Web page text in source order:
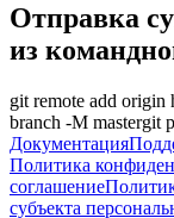
Отправка
из
git remote add origin
branch -M mastergit
Документация
Политика
соглашение
субъекта